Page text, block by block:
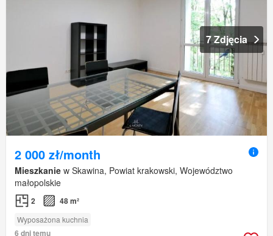
7 Zdjęcia
2 000 zł/month
Mieszkanie w Skawina, Powiat krakowski, Województwo
małopolskie
2 48 m²
Wyposażona kuchnia
6 dni temu